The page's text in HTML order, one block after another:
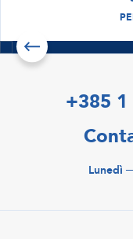
noleggio
+385
Lunedì